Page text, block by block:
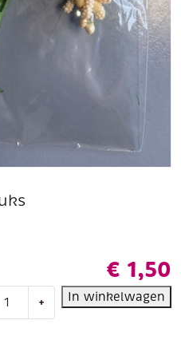
€ 1,50
+ In winkelwagen